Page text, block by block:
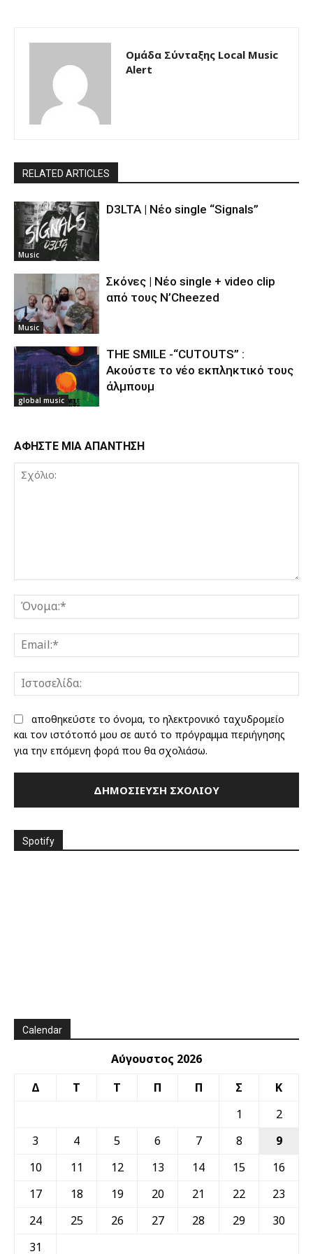
Ομάδα Σύνταξης Local Music
Alert
RELATED ARTICLES
Music
D3LTA | Νέο single “Signals”
Music
Σκόνες | Νέο single + video clip
από τους N’Cheezed
global music
THE SMILE -“CUTOUTS” :
Ακούστε το νέο εκπληκτικό τους
άλμπουμ
ΑΦΗΣΤΕ ΜΙΑ ΑΠΑΝΤΗΣΗ
αποθηκεύστε το όνομα, το ηλεκτρονικό ταχυδρομείο
και τον ιστότοπό μου σε αυτό το πρόγραμμα περιήγησης
για την επόμενη φορά που θα σχολιάσω.
Spotify
Calendar
Αύγουστος 2026
Δ
Τ Τ Π Π Σ
Κ
1
2
3
4 5 6 7 8
9
10
11 12 13 14 15
16
17
18 19 20 21 22
23
24
25 26 27 28 29
30
31